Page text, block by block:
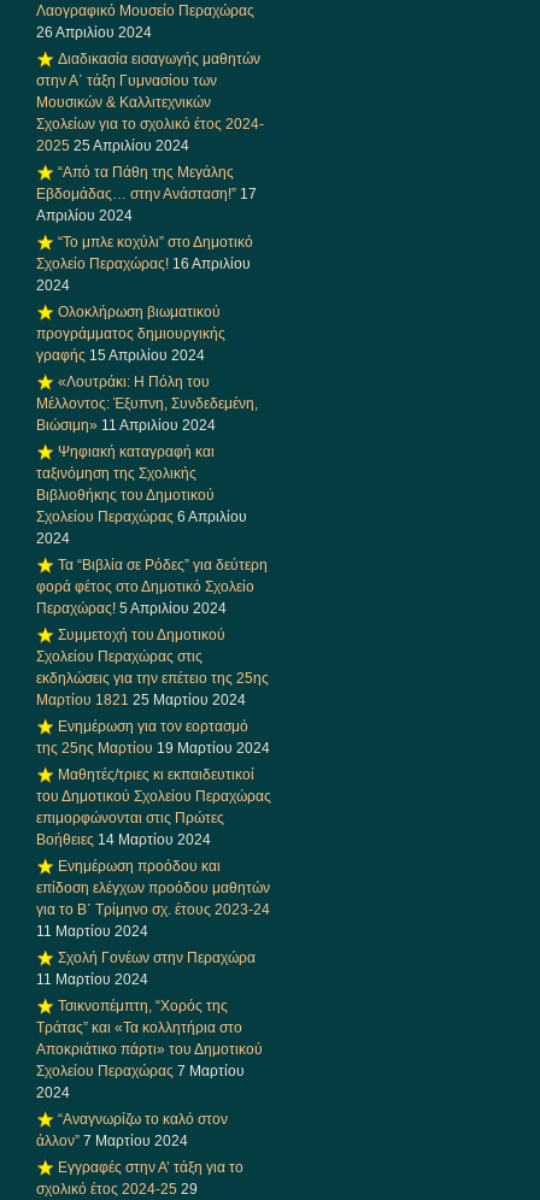
Λαογραφικό Μουσείο Περαχώρας
26 Απριλίου 2024
Διαδικασία εισαγωγής μαθητών
στην Α΄ τάξη Γυμνασίου των
Μουσικών & Καλλιτεχνικών
Σχολείων για το σχολικό έτος 2024-
2025 25 Απριλίου 2024
“Από τα Πάθη της Μεγάλης
Εβδομάδας… στην Ανάσταση!” 17
Απριλίου 2024
“Το μπλε κοχύλι” στο Δημοτικό
Σχολείο Περαχώρας! 16 Απριλίου
2024
Ολοκλήρωση βιωματικού
προγράμματος δημιουργικής
γραφής 15 Απριλίου 2024
«Λουτράκι: Η Πόλη του
Μέλλοντος: Έξυπνη, Συνδεδεμένη,
Βιώσιμη» 11 Απριλίου 2024
Ψηφιακή καταγραφή και
ταξινόμηση της Σχολικής
Βιβλιοθήκης του Δημοτικού
Σχολείου Περαχώρας 6 Απριλίου
2024
Τα “Βιβλία σε Ρόδες” για δεύτερη
φορά φέτος στο Δημοτικό Σχολείο
Περαχώρας! 5 Απριλίου 2024
Συμμετοχή του Δημοτικού
Σχολείου Περαχώρας στις
εκδηλώσεις για την επέτειο της 25ης
Μαρτίου 1821 25 Μαρτίου 2024
Ενημέρωση για τον εορτασμό
της 25ης Μαρτίου 19 Μαρτίου 2024
Μαθητές/τριες κι εκπαιδευτικοί
του Δημοτικού Σχολείου Περαχώρας
επιμορφώνονται στις Πρώτες
Βοήθειες 14 Μαρτίου 2024
Ενημέρωση προόδου και
επίδοση ελέγχων προόδου μαθητών
για το Β΄ Τρίμηνο σχ. έτους 2023-24
11 Μαρτίου 2024
Σχολή Γονέων στην Περαχώρα
11 Μαρτίου 2024
Τσικνοπέμπτη, “Χορός της
Τράτας” και «Τα κολλητήρια στο
Αποκριάτικο πάρτι» του Δημοτικού
Σχολείου Περαχώρας 7 Μαρτίου
2024
“Αναγνωρίζω το καλό στον
άλλον” 7 Μαρτίου 2024
Εγγραφές στην Α’ τάξη για το
σχολικό έτος 2024-25 29